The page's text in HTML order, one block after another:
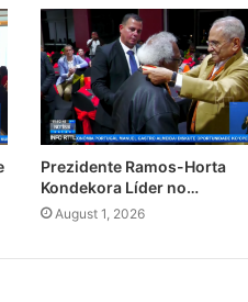
Prezidente Ramos-Horta
Kondekora Líder no…
August 1, 2026